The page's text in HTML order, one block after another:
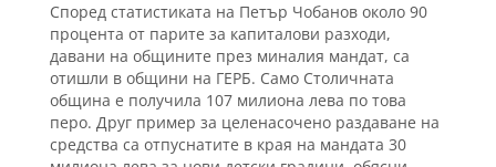
Според статистиката на Петър Чобанов около 90
процента от парите за капиталови разходи,
давани на общините през миналия мандат, са
отишли в общини на ГЕРБ. Само Столичната
община е получила 107 милиона лева по това
перо. Друг пример за целенасочено раздаване на
средства са отпуснатите в края на мандата 30